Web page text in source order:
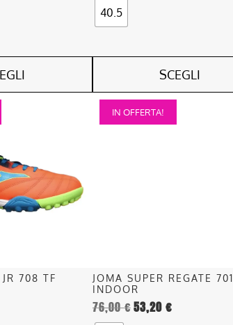
40.5
SCEGLI
708 TF
IN OFFERTA!
JOMA SUPER REGATE 701
INDOOR
76,00€53,20 €
Questo
prodotto
pagina
del
prodotto